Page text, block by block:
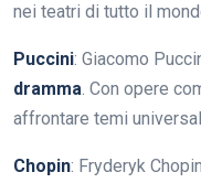
nei teatri di tutto il
Puccini: Giacomo
dramma. Con opere
affrontare temi
Chopin: Fryderyk